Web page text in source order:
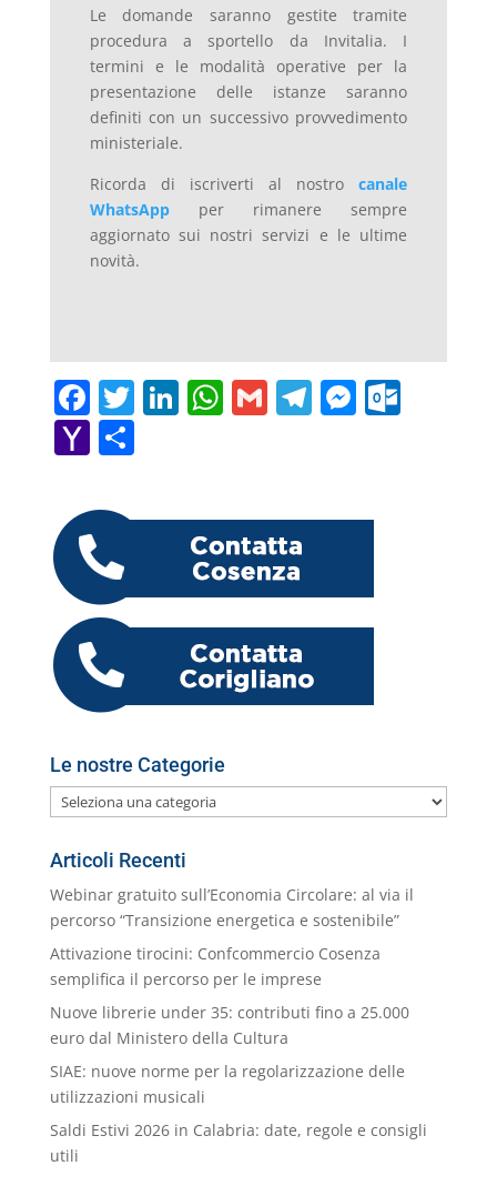
Le domande saranno gestite tramite
procedura a sportello da Invitalia. I
termini e le modalità operative per la
presentazione delle istanze saranno
definiti con un successivo provvedimento
ministeriale.
Ricorda di iscriverti al nostrocanale
WhatsApp
per rimanere sempre
aggiornato sui nostri servizi e le ultime
novità.
F
a
c
e
b
o
o
k
T
w
itt
Li
dI
n
W
A
p
p
G T M
er
O
Y
h
o
o
M
ai
l
C
n
di
Le nostre Categorie
Le
nostre
Categorie
Articoli Recenti
Webinar gratuito sull’Economia Circolare: al via il
percorso “Transizione energetica e sostenibile”
Attivazione tirocini: Confcommercio Cosenza
semplifica il percorso per le imprese
Nuove librerie under 35: contributi fino a 25.000
euro dal Ministero della Cultura
SIAE: nuove norme per la regolarizzazione delle
utilizzazioni musicali
Saldi Estivi 2026 in Calabria: date, regole e consigli
utili